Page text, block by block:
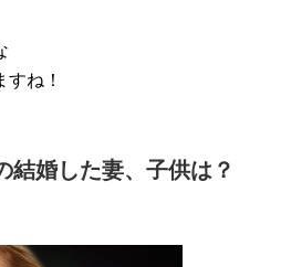
ね！
結婚した妻、子供は？